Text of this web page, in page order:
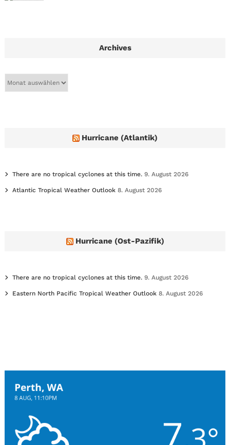
Archives
Hurricane (Atlantik)
There are no tropical cyclones at this time. 9. August 2026
Atlantic Tropical Weather Outlook 8. August 2026
Hurricane (Ost-Pazifik)
There are no tropical cyclones at this time. 9. August 2026
Eastern North Pacific Tropical Weather Outlook 8. August 2026